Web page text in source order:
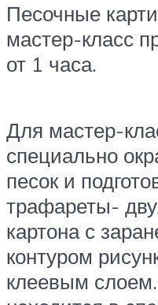
Песочные
мастер-класс
от 1 часа.
Для мастер-
специально
песок и
трафареты-
картона с
контуром
клеевым